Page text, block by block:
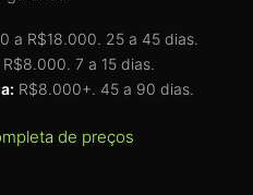
a R$18.000. 25 a 45 dias.
7 a 15 dias.
R$8.000+. 45 a 90 dias.
de preços